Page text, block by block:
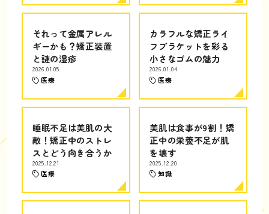
それって金属アレル
ギーかも？矯正装置
と謎の湿疹
2026.01.05
医療
カラフルな矯正ライ
フブラケットを彩る
小さなゴムの魅力
2026.01.04
医療
睡眠不足は美肌の大
敵！矯正中のストレ
スとどう向き合うか
2025.12.21
医療
美肌は食事が9割！矯
正中の栄養不足が肌
を壊す
2025.12.20
知識